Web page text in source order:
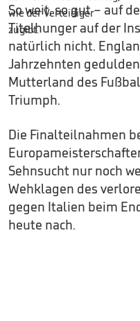
So weit, so gut – auf
Titelhunger auf der
natürlich nicht.
Jahrzehnten
Mutterland des
Triumph.
Die Finalteilnahmen
Sehnsucht nur noch
Wehklagen des
gegen Italien beim
heute nach.